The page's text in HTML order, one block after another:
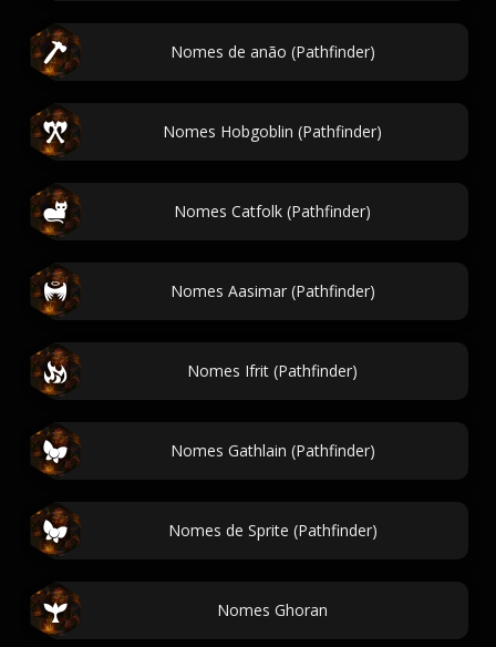
Nomes de anão (Pathfinder)
Nomes Hobgoblin (Pathfinder)
Nomes Catfolk (Pathfinder)
Nomes Aasimar (Pathfinder)
Nomes Ifrit (Pathfinder)
Nomes Gathlain (Pathfinder)
Nomes de Sprite (Pathfinder)
Nomes Ghoran